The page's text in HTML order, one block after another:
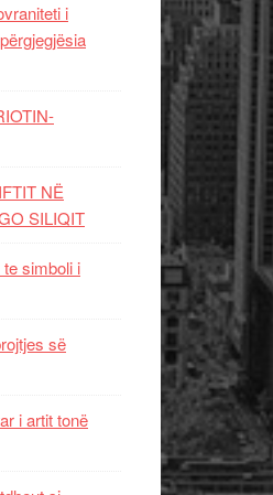
i
NË
SILIQIT
simboli i
së
i artit tonë